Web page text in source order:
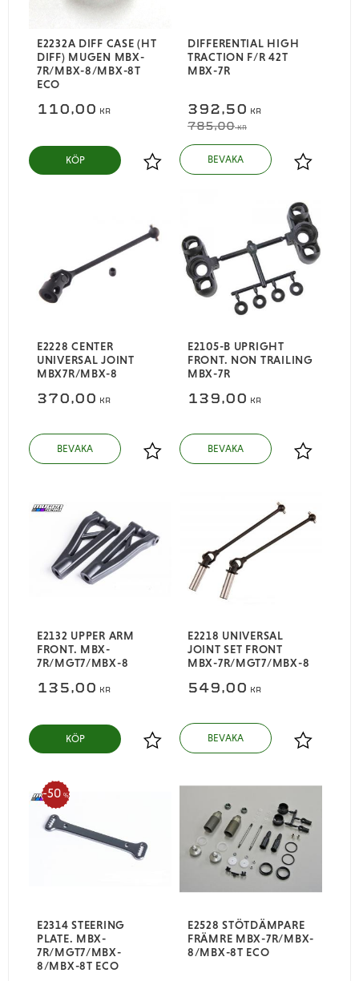
E2232A DIFF CASE (HT
DIFF) MUGEN MBX-
7R/MBX-8/MBX-8T
ECO
110,00 KR
Lägg till i favoriter
KÖP
DIFFERENTIAL HIGH
TRACTION F/R 42T
MBX-7R
392,50 KR
785,00KR
Lägg till i
E2228 CENTER
UNIVERSAL JOINT
MBX7R/MBX-8
370,00 KR
Lägg till i favoriter
E2105-B UPRIGHT
FRONT. NON TRAILING
MBX-7R
139,00 KR
Lägg till i
E2132 UPPER ARM
FRONT. MBX-
7R/MGT7/MBX-8
135,00 KR
Lägg till i favoriter
KÖP
E2218 UNIVERSAL
JOINT SET FRONT
MBX-7R/MGT7/MBX-8
549,00 KR
Lägg till i
E2314 STEERING
PLATE. MBX-
7R/MGT7/MBX-
8/MBX-8T ECO
50 %
E2528 STÖTDÄMPARE
FRÄMRE MBX-7R/MBX-
8/MBX-8T ECO